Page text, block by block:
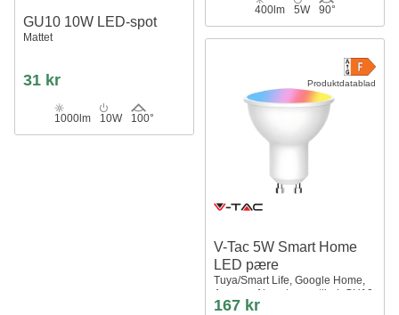
GU10 10W LED-spot
Mattet
31 kr
1000lm 10W 100°
400lm 5W 90°
Produktdatablad
V-Tac 5W Smart Home
LED pære
Tuya/Smart Life, Google Home,
Amazon Alexa kompatibel, GU10
Spot
167 kr